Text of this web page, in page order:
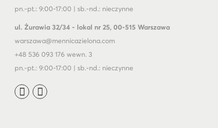
pn.-pt.: 9:00-17:00 | sb.-nd.: nieczynne
ul. Żurawia 32/34 - lokal nr 25, 00-515 Warszawa
warszawa@mennicazielona.com
+48 536 093 176 wewn. 3
pn.-pt.: 9:00-17:00 | sb.-nd.: nieczynne